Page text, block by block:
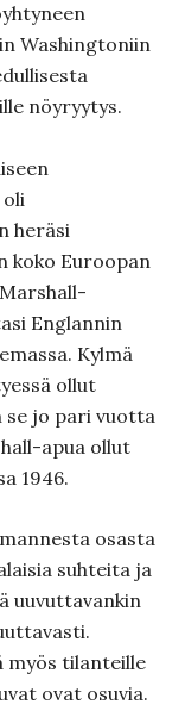
Washingtoniin
nöyryytys.
oli
heräsi
koko Euroopan
Englannin
Kylmä
ollut
se jo pari vuotta
apua ollut
1946.
osasta
suhteita ja
uuvuttavankin
myös tilanteille
ovat osuvia.